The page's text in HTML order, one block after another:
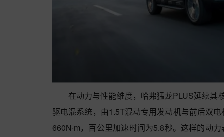
在动力与性能维度，哈弗猛龙PLUS延续
驱电混系统，由1.5T混动专用发动机与前后双
660N·m，百公里加速时间为5.8秒。这样的动